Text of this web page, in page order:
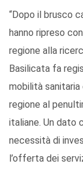
“Dopo il brusco
hanno ripreso
regione alla
Basilicata fa
mobilità
regione al
italiane. Un dato
necessità di
l’offerta dei